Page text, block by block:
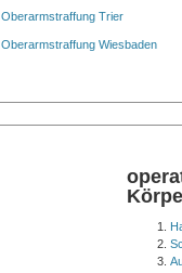
Oberarmstraffung Trier
Oberarmstraffung Wiesbaden